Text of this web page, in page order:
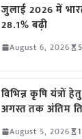
जुलाई 2026 में
28.1% बढ़ी
August 6, 2026
विभिन्न कृषि
अगस्त तक अंतिम
August 5, 2026